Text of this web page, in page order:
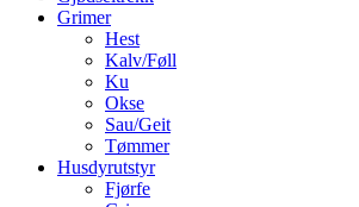
Grimer
Hest
Kalv/Føll
Ku
Okse
Sau/Geit
Tømmer
Husdyrutstyr
Fjørfe